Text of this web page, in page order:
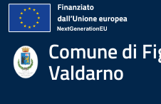
Comune di
Valdarno